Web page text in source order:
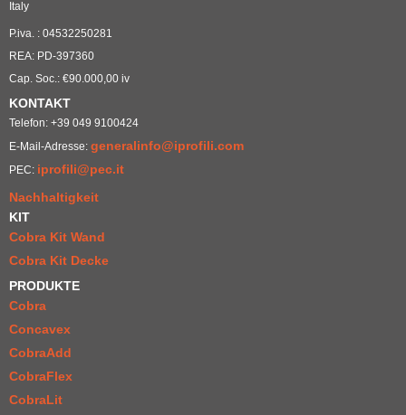
Italy
P.iva. : 04532250281
REA: PD-397360
Cap. Soc.: €90.000,00 iv
KONTAKT
Telefon: +39 049 9100424
E-Mail-Adresse: generalinfo@iprofili.com
PEC: iprofili@pec.it
Nachhaltigkeit
KIT
Cobra Kit Wand
Cobra Kit Decke
PRODUKTE
Cobra
Concavex
CobraAdd
CobraFlex
CobraLit